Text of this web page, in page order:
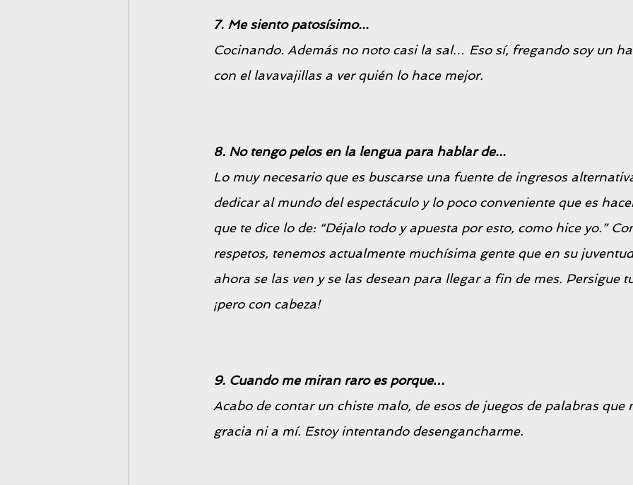
7. Me siento patosísimo...
Cocinando. Además no noto casi la sal… Eso sí, fregando soy un
con el lavavajillas a ver quién lo hace mejor.
8. No tengo pelos en la lengua para hablar de...
Lo muy necesario que es buscarse una fuente de ingresos
dedicar al mundo del espectáculo y lo poco conveniente que es
que te dice lo de: “Déjalo todo y apuesta por esto, como hice yo.”
respetos, tenemos actualmente muchísima gente que en su
ahora se las ven y se las desean para llegar a fin de mes. Persigue
¡pero con cabeza!
9. Cuando me miran raro es porque…
Acabo de contar un chiste malo, de esos de juegos de palabras que
gracia ni a mí. Estoy intentando desengancharme.